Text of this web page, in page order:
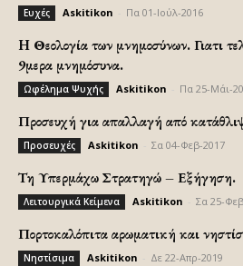
Ευχές Askitikon Πα 01-Ιούλ-2016
H Θεολογία των μνημοσύνων. Γιατι
9μερα μνημόσυνα.
Ωφέλημα Ψυχής Askitikon Πα 25-Μάι-
Προσευχή για απαλλαγή από
Προσευχές Askitikon Σα 04-Φεβ-2017
Τη Υπερμάχω Στρατηγώ – Εξήγηση.
Λειτουργικά Κείμενα Askitikon Σα 25-
Πορτοκαλόπιτα αρωματική και
Νηστίσιμα Askitikon Δε 22-Απρ-2019